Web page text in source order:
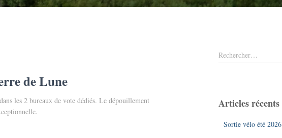
de Lune
les 2 bureaux de vote dédiés. Le dépouillement
R
e
r
Rechercher…
Articles récents
Sortie vélo été 2026